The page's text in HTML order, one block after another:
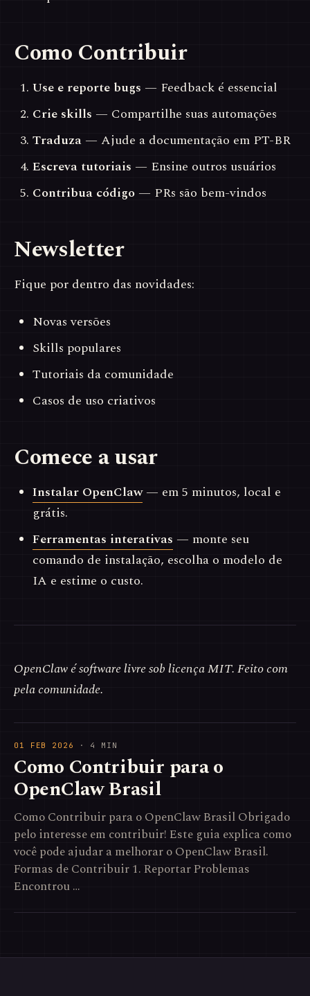
Como Contribuir
Use e reporte bugs — Feedback é essencial
Crie skills — Compartilhe suas automações
Traduza — Ajude a documentação em PT-BR
Escreva tutoriais — Ensine outros usuários
Contribua código — PRs são bem-vindos
Newsletter
Fique por dentro das novidades:
Novas versões
Skills populares
Tutoriais da comunidade
Casos de uso criativos
Comece a usar
Instalar OpenClaw— em 5 minutos, local e
grátis.
Ferramentas interativas — monte seu
comando de instalação, escolha o modelo de
IA e estime o custo.
OpenClaw é software livre sob licença MIT. Feito com
pela comunidade.
01 FEB 2026 · 4 MIN
Como Contribuir para o
OpenClaw Brasil
Como Contribuir para o OpenClaw Brasil Obrigado
pelo interesse em contribuir! Este guia explica como
você pode ajudar a melhorar o OpenClaw Brasil.
Formas de Contribuir 1. Reportar Problemas
Encontrou …